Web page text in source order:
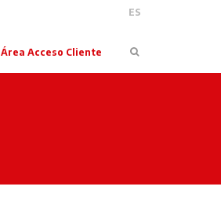
ES
Área Acceso Cliente